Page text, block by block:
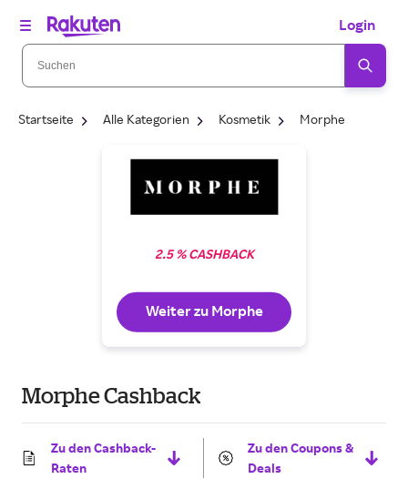
Login
Startseite Alle Kategorien Kosmetik Morphe
2.5 % CASHBACK
Weiter zu Morphe
Morphe Cashback
Zu den Cashback-
Raten
Zu den Coupons &
Deals